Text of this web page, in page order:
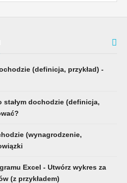
(definicja, przykład) -
stałym dochodzie (definicja,
(wynagrodzenie,
Excel - Utwórz wykres za
(z przykładem)